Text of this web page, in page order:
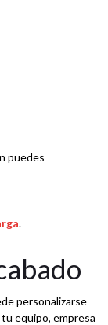
puedes
.
personalizarse
equipo, empresa